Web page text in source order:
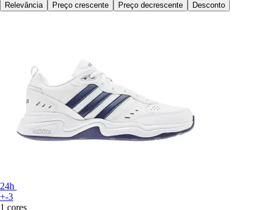
Relevância
Preço crescente Preço decrescente Desconto
24h
+-3
1 cores